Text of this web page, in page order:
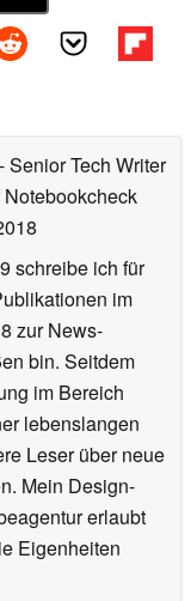
- Senior Tech Writer
schreibe ich für
im
zur News-
bin. Seitdem
im Bereich
lebenslangen
Leser über neue
Mein Design-
erlaubt
Eigenheiten